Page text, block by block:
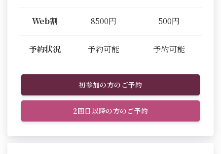
Web割 8500円 500円
予約状況 予約可能 予約可能
初参加の方のご予約
2回目以降の方のご予約